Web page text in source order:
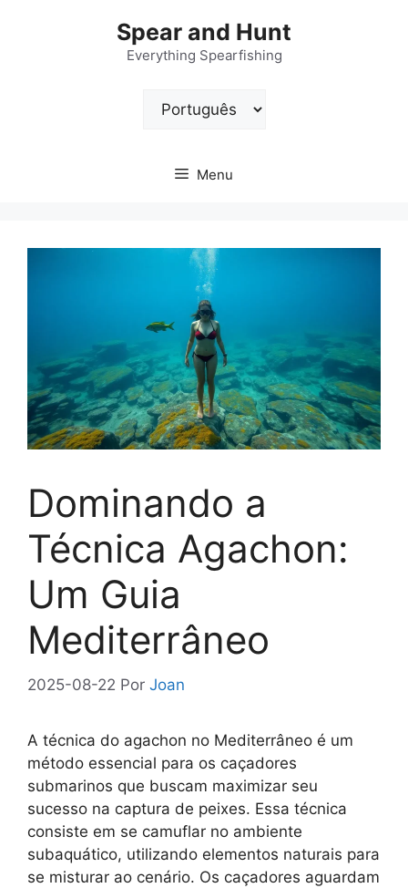
Spear and Hunt
Everything Spearfishing
Escolha
Menu
Dominando a
Técnica Agachon:
Um Guia
Mediterrâneo
2025-08-22 Por Joan
A técnica do agachon no Mediterrâneo é um
método essencial para os caçadores
submarinos que buscam maximizar seu
sucesso na captura de peixes. Essa técnica
consiste em se camuflar no ambiente
subaquático, utilizando elementos naturais para
se misturar ao cenário. Os caçadores aguardam